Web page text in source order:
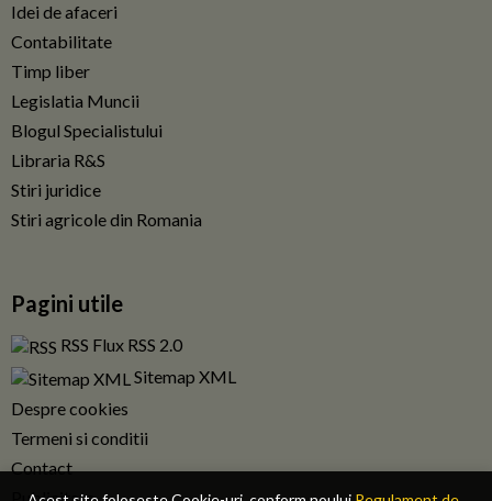
Idei de afaceri
Contabilitate
Timp liber
Legislatia Muncii
Blogul Specialistului
Libraria R&S
Stiri juridice
Stiri agricole din Romania
Pagini utile
RSS Flux RSS 2.0
Sitemap XML
Despre cookies
Termeni si conditii
Contact